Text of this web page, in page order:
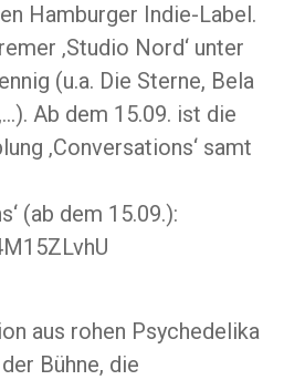
Hamburger Indie-Label.
‚Studio Nord‘ unter
(u.a. Die Sterne, Bela
Ab dem 15.09. ist die
‚Conversations‘ samt
(ab dem 15.09.):
aus rohen Psychedelika
Bühne, die